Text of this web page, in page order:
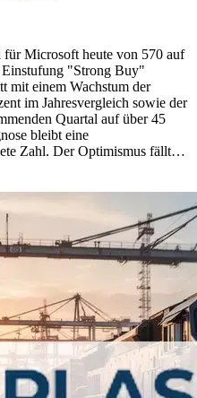
für Microsoft heute von 570 auf
"Strong Buy"
mit einem Wachstum der
im Jahresvergleich sowie der
Quartal auf über 45
bleibt eine
Zahl. Der Optimismus fällt…